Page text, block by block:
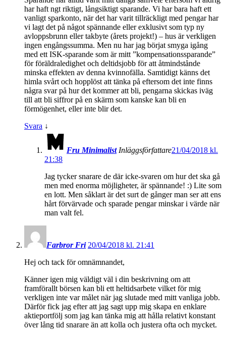
har haft ngt riktigt, långsiktigt sparande. Vi har bara haft ett
vanligt sparkonto, när det har varit tillräckligt med pengar har
vi lagt det på något spännande eller exklusivt som typ ny
avloppsbrunn eller takbyte (årets projekt!) – hus är verkligen
ingen engångssumma. Men nu har jag börjat smyga igång
med ett ISK-sparande som är mitt ”kompensationssparande”
för föräldraledighet och deltidsjobb för att åtmindstånde
minska effekten av denna kvinnofälla. Samtidigt känns det
himla svårt och hopplöst att tänka på eftersom det inte finns
några svar på hur det kommer att bli, pengarna skickas iväg
till att bli siffror på en skärm som kanske kan bli en
förmögenhet, eller inte blir det.
Svara ↓
Fru Minimalist Inläggsförfattare21/04/2018 kl.
21:38
Jag tycker snarare de där icke-svaren om hur det ska gå
men med enorma möjligheter, är spännande! :) Lite som
en lott. Men såklart är det surt de gånger man ser att ens
hårt förvärvade och sparade pengar minskar i värde när
man valt fel.
Farbror Fri 20/04/2018 kl. 21:41
Hej och tack för omnämnandet,
Känner igen mig väldigt väl i din beskrivning om att
framförallt börsen kan bli ett heltidsarbete vilket för mig
verkligen inte var målet när jag slutade med mitt vanliga jobb.
Därför fick jag efter att jag sagt upp mig skapa en enklare
aktieportfölj som jag kan tänka mig att hålla relativt konstant
över lång tid snarare än att kolla och justera ofta och mycket.